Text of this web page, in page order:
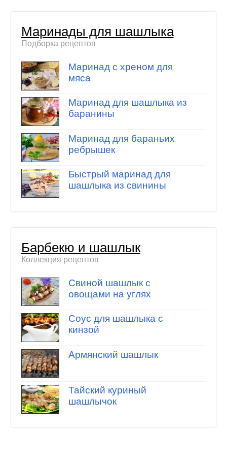
Маринады для шашлыка
Подборка рецептов
Маринад с хреном для
мяса
Маринад для шашлыка из
баранины
Маринад для бараньих
ребрышек
Быстрый маринад для
шашлыка из свинины
Барбекю и шашлык
Коллекция рецептов
Свиной шашлык с
овощами на углях
Соус для шашлыка с
кинзой
Армянский шашлык
Тайский куриный
шашлычок